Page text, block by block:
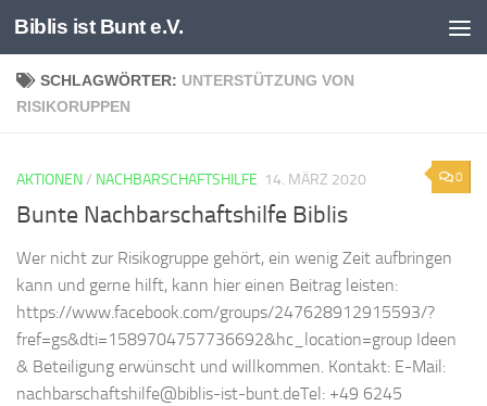
Zum Inhalt springen
Biblis ist Bunt e.V.
SCHLAGWÖRTER: UNTERSTÜTZUNG VON
RISIKORUPPEN
0
AKTIONEN/ NACHBARSCHAFTSHILFE 14. MÄRZ 2020
Bunte Nachbarschaftshilfe Biblis
Wer nicht zur Risikogruppe gehört, ein wenig Zeit aufbringen
kann und gerne hilft, kann hier einen Beitrag leisten:
https://www.facebook.com/groups/247628912915593/?
fref=gs&dti=1589704757736692&hc_location=group Ideen
& Beteiligung erwünscht und willkommen. Kontakt: E-Mail:
nachbarschaftshilfe@biblis-ist-bunt.deTel: +49 6245